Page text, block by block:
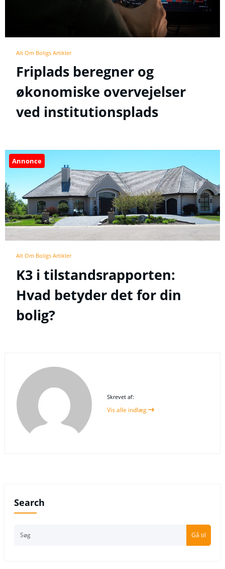
Alt Om Boligs Artikler
Friplads beregner og
økonomiske overvejelser
ved institutionsplads
Annonce
Alt Om Boligs Artikler
K3 i tilstandsrapporten:
Hvad betyder det for din
bolig?
Skrevet af:
Vis alle indlæg
Search
Gå til